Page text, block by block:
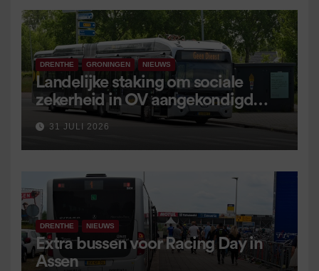
DRENTHE GRONINGEN NIEUWS
Landelijke staking om sociale
zekerheid in OV aangekondigd
voor 9 september
31 JULI 2026
DRENTHE NIEUWS
Extra bussen voor Racing Day in
Assen